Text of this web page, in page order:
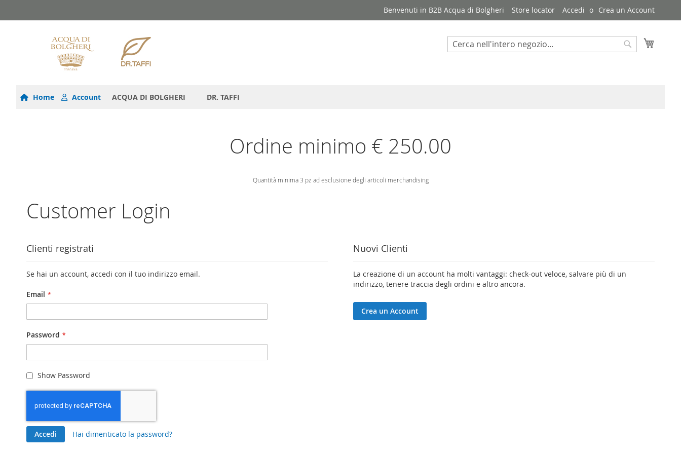
al
Benvenuti in B2B Acqua di Bolgheri Store locator Accedi Crea un Account
Cerca
Home Account ACQUA DI BOLGHERI DR. TAFFI
Ordine minimo € 250.00
Quantità minima 3 pz ad esclusione degli articoli merchandising
Customer Login
Clienti registrati
Se hai un account, accedi con il tuo indirizzo email.
Email
Password
Show Password
Accedi Hai dimenticato la password?
Nuovi Clienti
La creazione di un account ha molti vantaggi: check-out veloce, salvare più di un
indirizzo, tenere traccia degli ordini e altro ancora.
Crea un Account